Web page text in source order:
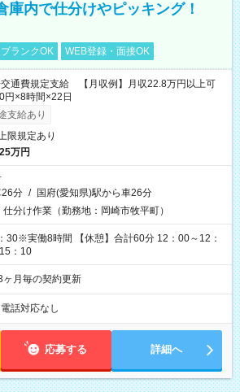
内で仕分けやピッキング！
ブランクOK WEB登録・面接OK
通費規定支給 【月収例】月収22.8万円以上可
×8時間×22日
支給あり
限規定あり
万円
26分 / 国府(愛知県)駅から車26分
分け作業（勤務地：岡崎市牧平町）
休憩】合計60分 12：00～12：
：10
月毎の契約更新
電話対応なし
応募する 詳細へ